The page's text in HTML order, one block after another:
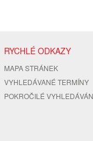
RYCHLÉ ODKAZY
MAPA STRÁNEK
VYHLEDÁVANÉ TERMÍNY
POKROČILÉ